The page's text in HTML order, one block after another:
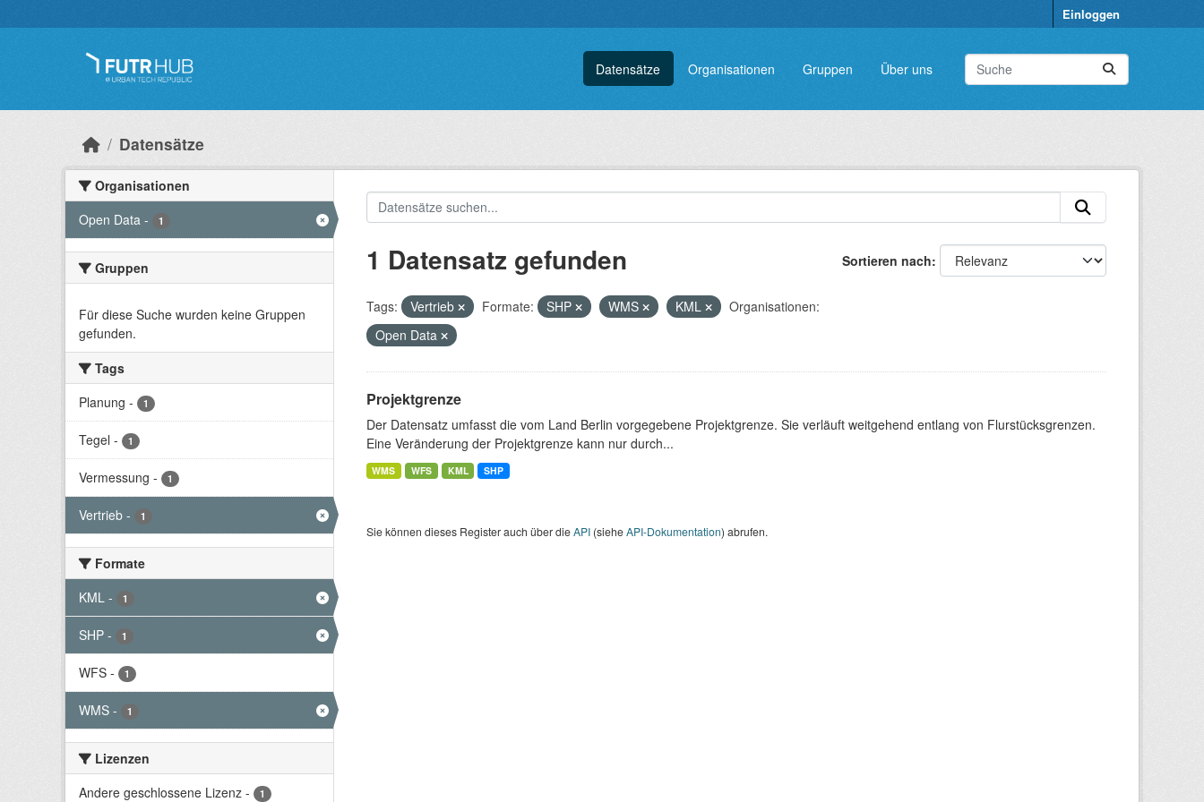
Einloggen
Datensätze Organisationen Gruppen Über uns
Datensätze
Organisationen
Open Data - 1
Gruppen
Für diese Suche wurden keine Gruppen
gefunden.
Tags
Planung - 1
Tegel - 1
Vermessung - 1
Vertrieb - 1
Formate
KML - 1
SHP - 1
WFS - 1
WMS - 1
Lizenzen
Andere geschlossene Lizenz - 1
Sortieren nach
1 Datensatz gefunden
Tags: Vertrieb Formate: SHP WMS KML
Organisationen:
Open Data
Projektgrenze
Der Datensatz umfasst die vom Land Berlin vorgegebene Projektgrenze. Sie verläuft weitgehend entlang von Flurstücksgrenzen.
Eine Veränderung der Projektgrenze kann nur durch...
WMS WFS KML SHP
Sie können dieses Register auch über dieAPI(sieheAPI-Dokumentation) abrufen.